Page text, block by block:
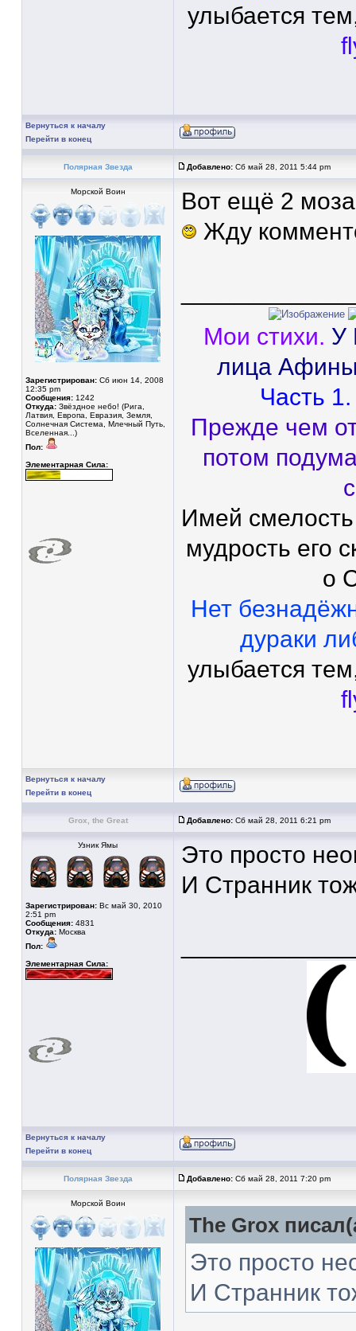
улыбается
Вернуться к началу
Перейти в конец
Полярная Звезда Добавлено: Сб май 28, 2011 5:44 pm
Морской Воин
Зарегистрирован: Сб июн 14, 2008
12:35 pm
Сообщения: 1242
Откуда: Звёздное небо! (Рига,
Латвия, Европа, Евразия, Земля,
Солнечная Система, Млечный Путь,
Вселенная...)
Пол:
Элементарная Сила:
Вот ещё 2
Жду
Мои стихи. У
лица
Часть
Прежде чем
потом
Имей
мудрость его
о
Нет
дураки
улыбается
Вернуться к началу
Перейти в конец
Grox, the Great Добавлено: Сб май 28, 2011 6:21 pm
Узник Ямы
Зарегистрирован: Вс май 30, 2010
2:51 pm
Сообщения: 4831
Откуда: Москва
Пол:
Элементарная Сила:
Это просто
И Странник
Вернуться к началу
Перейти в конец
Полярная Звезда Добавлено: Сб май 28, 2011 7:20 pm
Морской Воин
The Grox
Это просто
И Странник